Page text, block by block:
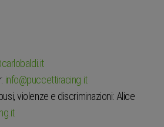
info@puccettiracing.it
violenze e discriminazioni: Alice